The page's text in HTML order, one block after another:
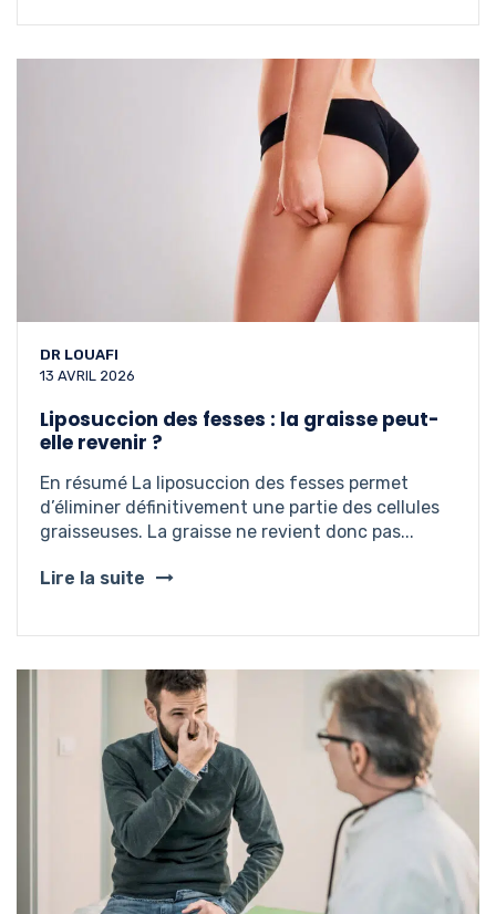
DR LOUAFI
13 AVRIL 2026
Liposuccion des fesses : la graisse peut-
elle revenir ?
En résumé La liposuccion des fesses permet
d’éliminer définitivement une partie des cellules
graisseuses. La graisse ne revient donc pas...
Lire la suite